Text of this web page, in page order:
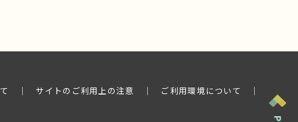
サイトのご利用上の注意 ご利用環境について